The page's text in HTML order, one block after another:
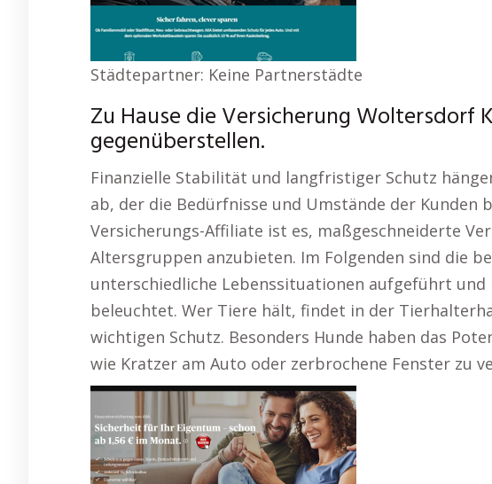
Städtepartner: Keine Partnerstädte
Zu Hause die Versicherung Woltersdorf
gegenüberstellen.
Finanzielle Stabilität und langfristiger Schutz
ab, der die Bedürfnisse und Umstände der Kunden
Versicherungs-Affiliate ist es, maßgeschneiderte
Altersgruppen anzubieten. Im Folgenden sind die
unterschiedliche Lebenssituationen aufgeführt und
beleuchtet. Wer Tiere hält, findet in der
wichtigen Schutz. Besonders Hunde haben das
wie Kratzer am Auto oder zerbrochene Fenster zu